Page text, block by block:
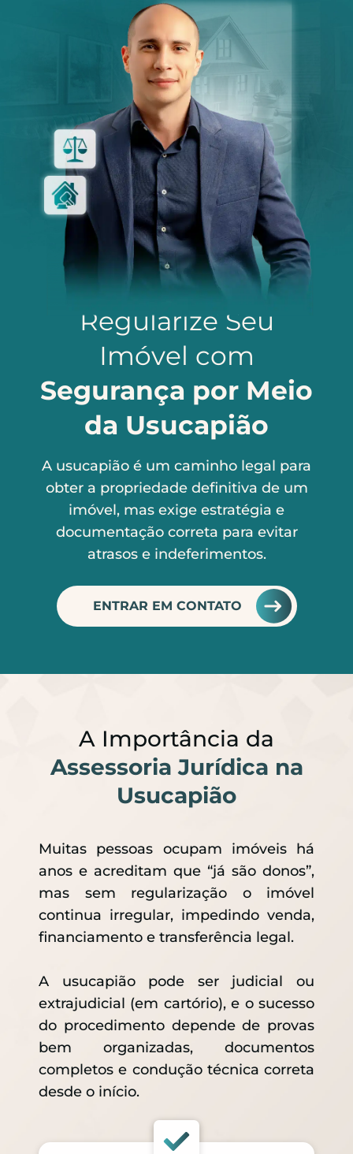
Regularize Seu
Imóvel com
Segurança por Meio
da Usucapião
A usucapião é um caminho legal para
obter a propriedade definitiva de um
imóvel, mas exige estratégia e
documentação correta para evitar
atrasos e indeferimentos.
ENTRAR EM CONTATO
A Importância da
Assessoria Jurídica na
Usucapião
Muitas pessoas ocupam imóveis há
anos e acreditam que “já são donos”,
mas sem regularização o imóvel
continua irregular, impedindo venda,
financiamento e transferência legal.
A usucapião pode ser judicial ou
extrajudicial (em cartório), e o sucesso
do procedimento depende de provas
bem organizadas, documentos
completos e condução técnica correta
desde o início.